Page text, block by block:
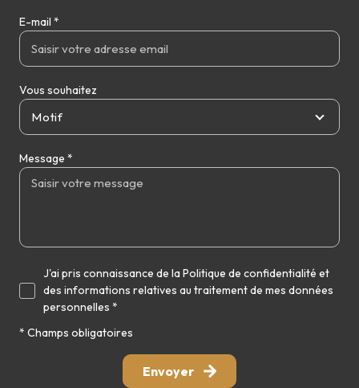
E-mail *
Vous souhaitez
Motif
Message *
J'ai pris connaissance de la Politique de confidentialité et
des informations relatives au traitement de mes données
personnelles *
* Champs obligatoires
Envoyer